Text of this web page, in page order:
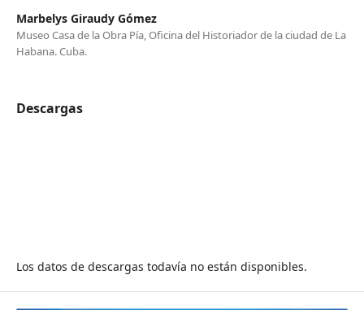
Marbelys Giraudy Gómez
Museo Casa de la Obra Pía, Oficina del Historiador de la ciudad de La
Habana. Cuba.
Descargas
Los datos de descargas todavía no están disponibles.